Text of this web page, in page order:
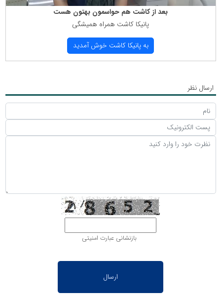
بعد از كاشت هم حواسمون بهتون هست
پانیكا كاشت همراه همیشگی
به پانیكا كاشت خوش آمدید
ارسال نظر
بازنشانی عبارت امنیتی